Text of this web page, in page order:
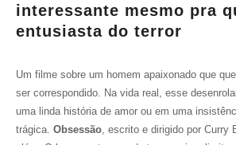
interessante mesmo pra
entusiasta do terror
Um filme sobre um homem apaixonado que
ser correspondido. Na vida real, esse
uma linda história de amor ou em uma
trágica. Obsessão, escrito e dirigido por Curry